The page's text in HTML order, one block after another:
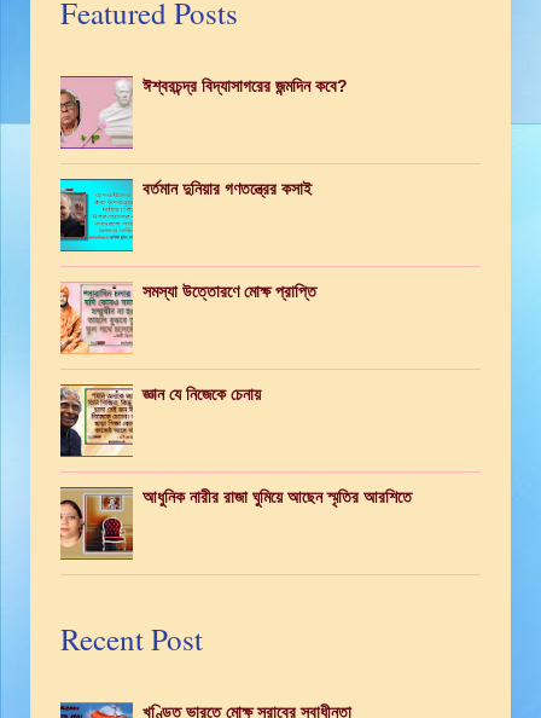
Featured Posts
ঈশ্বরচন্দ্র বিদ্যাসাগরের জন্মদিন কবে?
বর্তমান দুনিয়ার গণতন্ত্রের কসাই
সমস্যা উত্তোরণে মোক্ষ প্রাপ্তি
জ্ঞান যে নিজেকে চেনায়
আধুনিক নারীর রাজা ঘুমিয়ে আছেন স্মৃতির আরশিতে
Recent Post
খণ্ডিত ভারতে মোক্ষ স্রাবের স্বাধীনতা